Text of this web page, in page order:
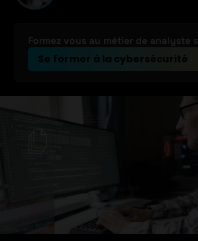
Formez vous au métier de analyste
Se former à la cybersécurité